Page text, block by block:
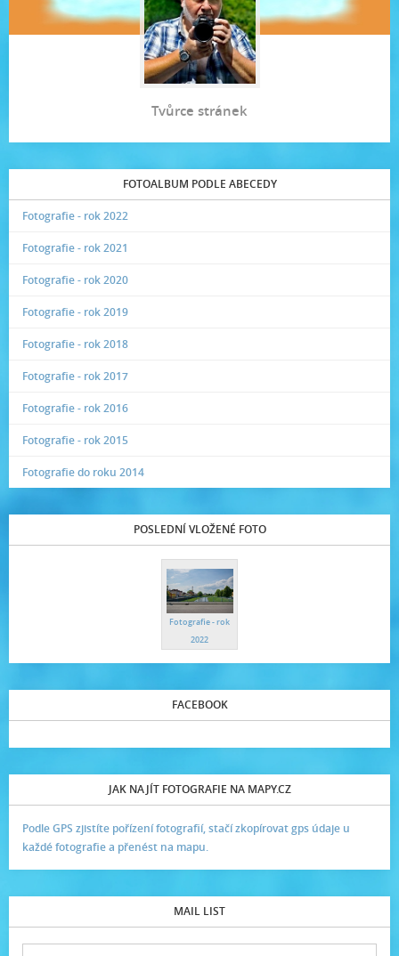
Tvůrce stránek
FOTOALBUM PODLE ABECEDY
Fotografie - rok 2022
Fotografie - rok 2021
Fotografie - rok 2020
Fotografie - rok 2019
Fotografie - rok 2018
Fotografie - rok 2017
Fotografie - rok 2016
Fotografie - rok 2015
Fotografie do roku 2014
POSLEDNÍ VLOŽENÉ FOTO
Fotografie - rok
2022
FACEBOOK
JAK NAJÍT FOTOGRAFIE NA MAPY.CZ
Podle GPS zjistíte pořízení fotografií, stačí zkopírovat gps údaje u
každé fotografie a přenést na mapu.
MAIL LIST